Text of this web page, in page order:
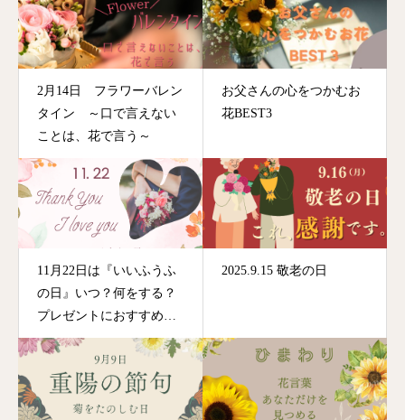
2月14日 フラワーバレン
タイン ～口で言えない
ことは、花で言う～
お父さんの心をつかむお
花BEST3
11月22日は『いいふうふ
の日』いつ？何をする？
プレゼントにおすすめの
お花をご紹介
2025.9.15 敬老の日